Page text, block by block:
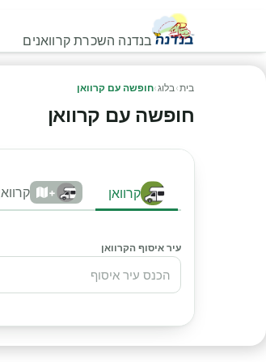
בנדנה השכרת קרוואנים
בית›בלוג›חופשה עם קרוואן
חופשה עם קרוואן
קרוואן +
עיר איסוף הקרוואן